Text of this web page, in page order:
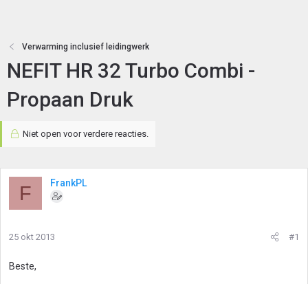
Verwarming inclusief leidingwerk
NEFIT HR 32 Turbo Combi -
Propaan Druk
Niet open voor verdere reacties.
F FrankPL
25 okt 2013 #1
Beste,